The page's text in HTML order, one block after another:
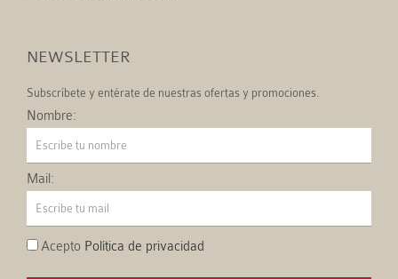
NEWSLETTER
Subscríbete y entérate de nuestras ofertas y promociones.
Nombre:
Mail:
Acepto Política de privacidad